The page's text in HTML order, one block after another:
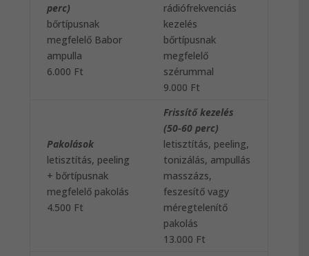
perc)
bőrtípusnak
megfelelő Babor
ampulla
6.000 Ft
rádiófrekvenciás
kezelés
bőrtípusnak
megfelelő
szérummal
9.000 Ft
Pakolások
letisztítás, peeling
+ bőrtípusnak
megfelelő pakolás
4.500 Ft
Frissítő kezelés
(50-60 perc)
letisztítás, peeling,
tonizálás, ampullás
masszázs,
feszesítő vagy
méregtelenítő
pakolás
13.000 Ft